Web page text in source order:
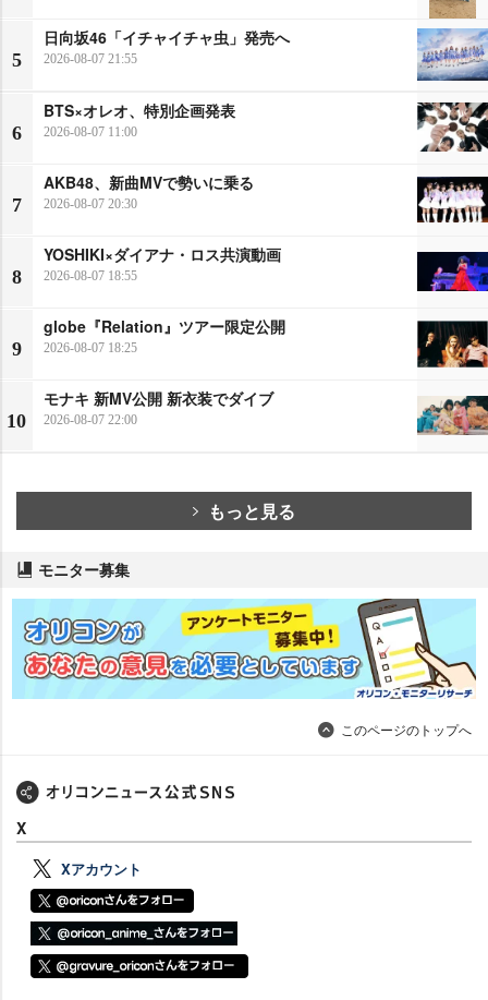
5
日向坂46「イチャイチャ虫」発売へ
2026-08-07 21:55
6
BTS×オレオ、特別企画発表
2026-08-07 11:00
7
AKB48、新曲MVで勢いに乗る
2026-08-07 20:30
8
YOSHIKI×ダイアナ・ロス共演動画
2026-08-07 18:55
9
globe『Relation』ツアー限定公開
2026-08-07 18:25
10
モナキ 新MV公開 新衣装でダイブ
2026-08-07 22:00
もっと見る
モニター募集
このページのトップへ
X
Xアカウント